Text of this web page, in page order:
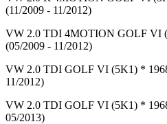
(11/2009 - 11/2012)
VW 2.0 TDI 4MOTION GOLF VI
(05/2009 - 11/2012)
VW 2.0 TDI GOLF VI (5K1) *
11/2012)
VW 2.0 TDI GOLF VI (5K1) *
05/2013)